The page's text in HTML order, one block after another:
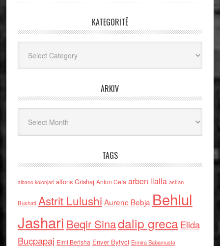
KATEGORITË
ARKIV
TAGS
albano kolonjari alfons Grishaj Anton Cefa arben llalla asllan
Bushati Astrit Lulushi Aurenc Bebja Behlul
Jashari Beqir Sinadalip grecaElida
Buçpapaj Elmi Berisha Enver Bytyci Ermira Babamusta